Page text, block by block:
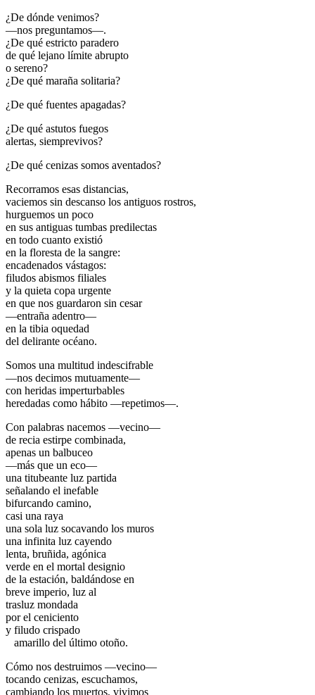
¿De dónde venimos?
—nos preguntamos—.
¿De qué estricto paradero
de qué lejano límite abrupto
o sereno?
¿De qué maraña solitaria?
¿De qué fuentes apagadas?
¿De qué astutos fuegos
alertas, siemprevivos?
¿De qué cenizas somos aventados?
Recorramos esas distancias,
vaciemos sin descanso los antiguos rostros,
hurguemos un poco
en sus antiguas tumbas predilectas
en todo cuanto existió
en la floresta de la sangre:
encadenados vástagos:
filudos abismos filiales
y la quieta copa urgente
en que nos guardaron sin cesar
—entraña adentro—
en la tibia oquedad
del delirante océano.
Somos una multitud indescifrable
—nos decimos mutuamente—
con heridas imperturbables
heredadas como hábito —repetimos—.
Con palabras nacemos —vecino—
de recia estirpe combinada,
apenas un balbuceo
—más que un eco—
una titubeante luz partida
señalando el inefable
bifurcando camino,
casi una raya
una sola luz socavando los muros
una infinita luz cayendo
lenta, bruñida, agónica
verde en el mortal designio
de la estación, baldándose en
breve imperio, luz al
trasluz mondada
por el ceniciento
y filudo crispado
amarillo del último otoño.
Cómo nos destruimos —vecino—
tocando cenizas, escuchamos,
cambiando los muertos, vivimos